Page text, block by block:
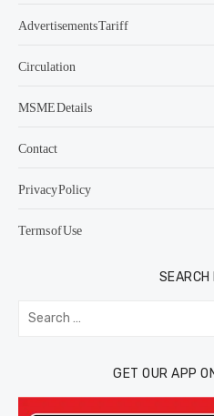
Advertisements Tariff
Circulation
MSME Details
Contact
Privacy Policy
Terms of Use
SEARCH
Search
for:
GET OUR APP